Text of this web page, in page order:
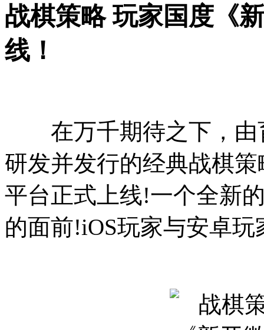
战棋策略 玩家国度《
线！
在万千期待之下，由
研发并发行的经典战棋
平台正式上线!一个全新
的面前!iOS玩家与安卓